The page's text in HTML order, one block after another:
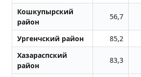
Кошкупырский
район
56,7
Ургенчский район 85,2
Хазараспский
район
83,3